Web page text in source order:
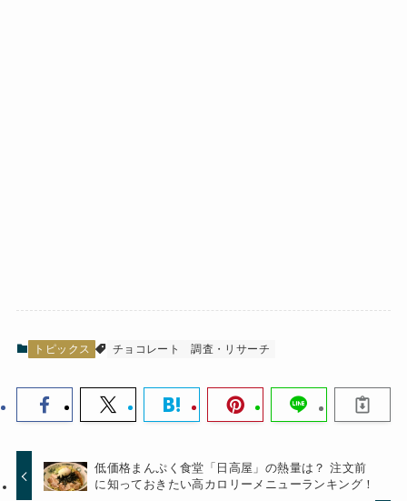
トピックス チョコレート 調査・リサーチ
低価格まんぷく食堂「日高屋」の熱量は？ 注文前
に知っておきたい高カロリーメニューランキング！